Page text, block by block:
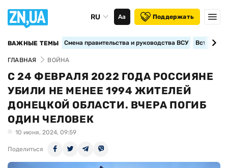
RU Аа Поддержать
ВАЖНЫЕ ТЕМЫ Смена правительства и руководства ВСУ
ГЛАВНАЯ ВОЙНА
С 24 ФЕВРАЛЯ 2022 ГОДА РОССИЯНЕ
УБИЛИ НЕ МЕНЕЕ 1994 ЖИТЕЛЕЙ
ДОНЕЦКОЙ ОБЛАСТИ. ВЧЕРА ПОГИБ
ОДИН ЧЕЛОВЕК
10 июня, 2024, 09:59
Поделиться